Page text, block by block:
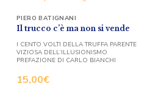
Il trucco c’è ma non si vende
15,00€
PIERO BATIGNANI
I CENTO VOLTI DELLA TRUFFA PARENTE
VIZIOSA DELL’ILLUSIONISMO
PREFAZIONE DI CARLO BIANCHI